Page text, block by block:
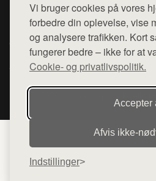
Vi bruger cookies på vores
forbedre din oplevelse, vise
og analysere trafikken. Kort
fungerer bedre – ikke for at
Cookie- og privatlivspolitik.
Accepter
Afvis
Indstillinger
Denne side er en del af want.dk,
hjemmesider med præsentation af
diverse webshops. Der sælges ikke
henviser til de shops, som sælger
varerne på lager.
© 2026 workshopper.dk. Alle